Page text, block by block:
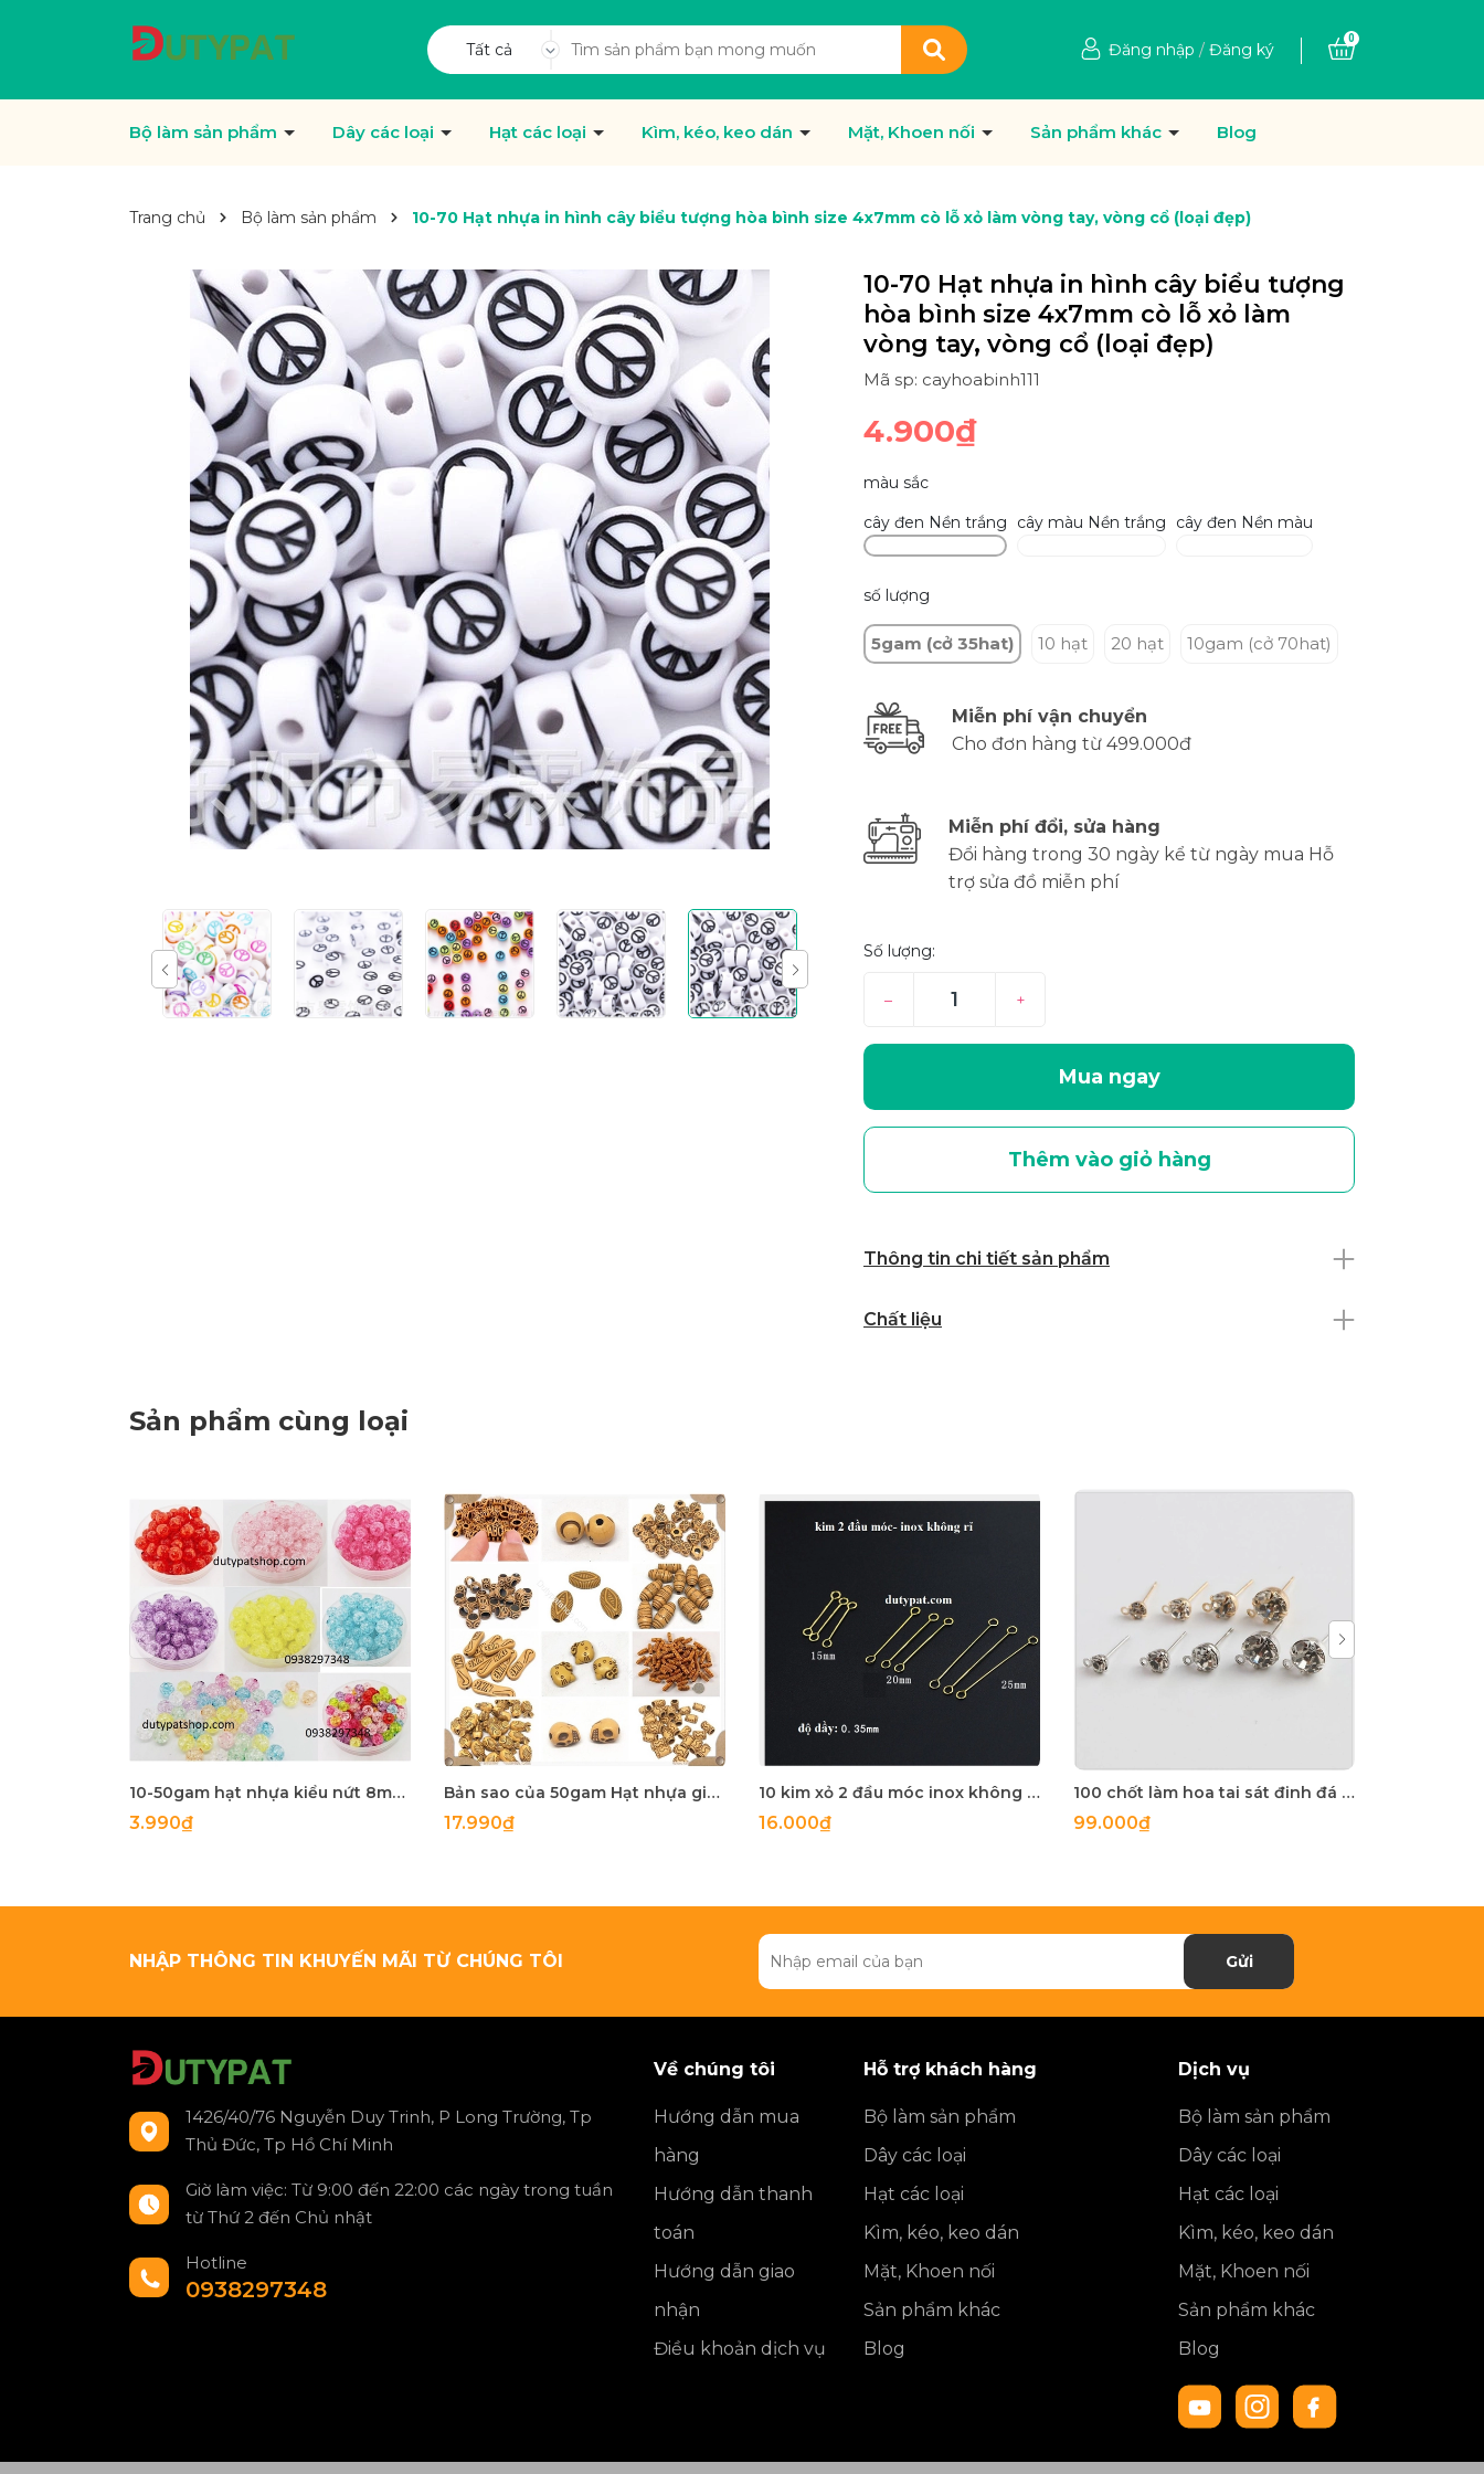
Tất cả Đăng nhập / Đăng ký
0
Bộ làm sản phẩm Dây các loại Hạt các loại Kìm, kéo, keo dán Mặt, Khoen nối Sản phẩm khác Blog
Trang chủ Bộ làm sản phẩm 10-70 Hạt nhựa in hình cây biểu tượng hòa bình size 4x7mm cò lỗ xỏ làm vòng tay, vòng cổ (loại đẹp)
10-70 Hạt nhựa in hình cây biểu tượng
hòa bình size 4x7mm cò lỗ xỏ làm
vòng tay, vòng cổ (loại đẹp)
Mã sp: cayhoabinh111
4.900₫
màu sắc
cây đen Nền trắng
cây màu Nền trắng cây đen Nền màu
số lượng
5gam (cở 35hat) 10 hạt 20 hạt 10gam (cở 70hat)
Miễn phí vận chuyển
Cho đơn hàng từ 499.000đ
Miễn phí đổi, sửa hàng
Đổi hàng trong 30 ngày kể từ ngày mua Hỗ
trợ sửa đồ miễn phí
Số lượng:
– +
Mua ngay
Thêm vào giỏ hàng
Thông tin chi tiết sản phẩm
Chất liệu
Sản phẩm cùng loại
10-50gam hạt nhựa kiểu nứt 8mm, 10mm có lỗ xỏ làm vòng tay, vòng cổ , túi xách, làm handmade
3.990₫
Bản sao của 50gam Hạt nhựa giả gỗ đủ kiểu để làm vòng tay, vòng cổ các loại
17.990₫
10 kim xỏ 2 đầu móc inox không rỉ loại mỏng làm hoa tai
16.000₫
100 chốt làm hoa tai sát đinh đá size 4-5-6-8mm
99.000₫
NHẬP THÔNG TIN KHUYẾN MÃI TỪ CHÚNG TÔI Gửi
1426/40/76 Nguyễn Duy Trinh, P Long Trường, Tp
Thủ Đức, Tp Hồ Chí Minh
Giờ làm việc: Từ 9:00 đến 22:00 các ngày trong tuần
từ Thứ 2 đến Chủ nhật
Hotline
0938297348
Về chúng tôi
Hướng dẫn mua
hàng
Hướng dẫn thanh
toán
Hướng dẫn giao
nhận
Điều khoản dịch vụ
Hỗ trợ khách hàng
Bộ làm sản phẩm
Dây các loại
Hạt các loại
Kìm, kéo, keo dán
Mặt, Khoen nối
Sản phẩm khác
Blog
Dịch vụ
Bộ làm sản phẩm
Dây các loại
Hạt các loại
Kìm, kéo, keo dán
Mặt, Khoen nối
Sản phẩm khác
Blog